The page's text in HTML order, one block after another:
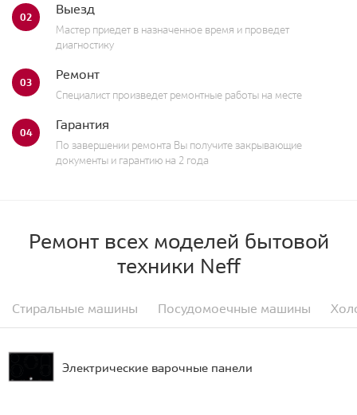
02 Выезд
Мастер приедет в назначенное время и проведет
диагностику
03 Ремонт
Специалист произведет ремонтные работы на месте
04 Гарантия
По завершении ремонта Вы получите закрывающие
документы и гарантию на 2 года
Ремонт всех моделей бытовой
техники Neff
Стиральные машины Посудомоечные машины
Электрические варочные панели